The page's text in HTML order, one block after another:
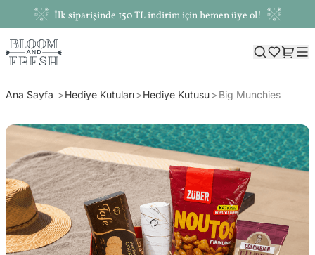
İlk siparişinde 150 TL indirim için hemen üye ol!
Ana Sayfa Hediye Kutuları Hediye Kutusu Big Munchies